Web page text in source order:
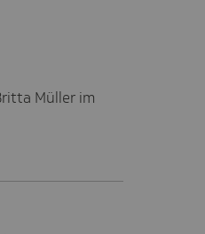
Müller im